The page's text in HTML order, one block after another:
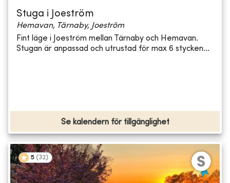
Stuga i Joeström
Hemavan, Tärnaby, Joeström
Fint läge i Joeström mellan Tärnaby och Hemavan.
Stugan är anpassad och utrustad för max 6 stycken...
Se kalendern för tillgänglighet
5 (32)